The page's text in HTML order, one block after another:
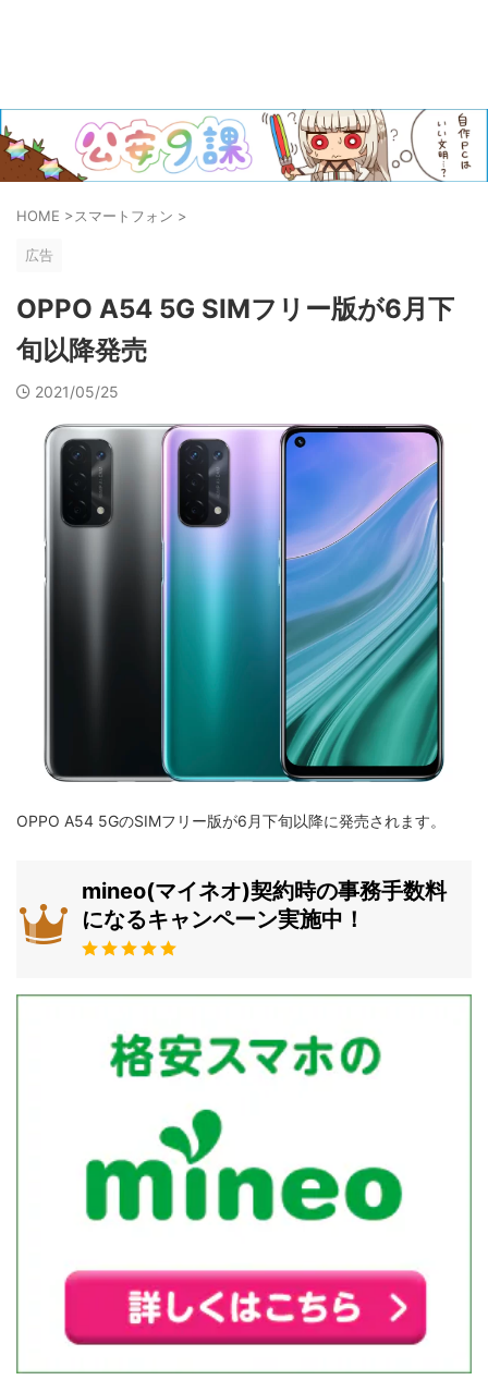
HOME >スマートフォン >
広告
OPPO A54 5G SIMフリー版が6月下
旬以降発売
2021/05/25
OPPO A54 5GのSIMフリー版が6月下旬以降に発売されます。
mineo(マイネオ)契約時の事務手数料
になるキャンペーン実施中！